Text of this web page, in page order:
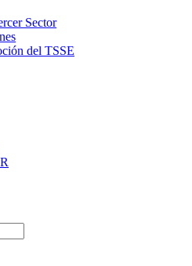
Sector
del TSSE